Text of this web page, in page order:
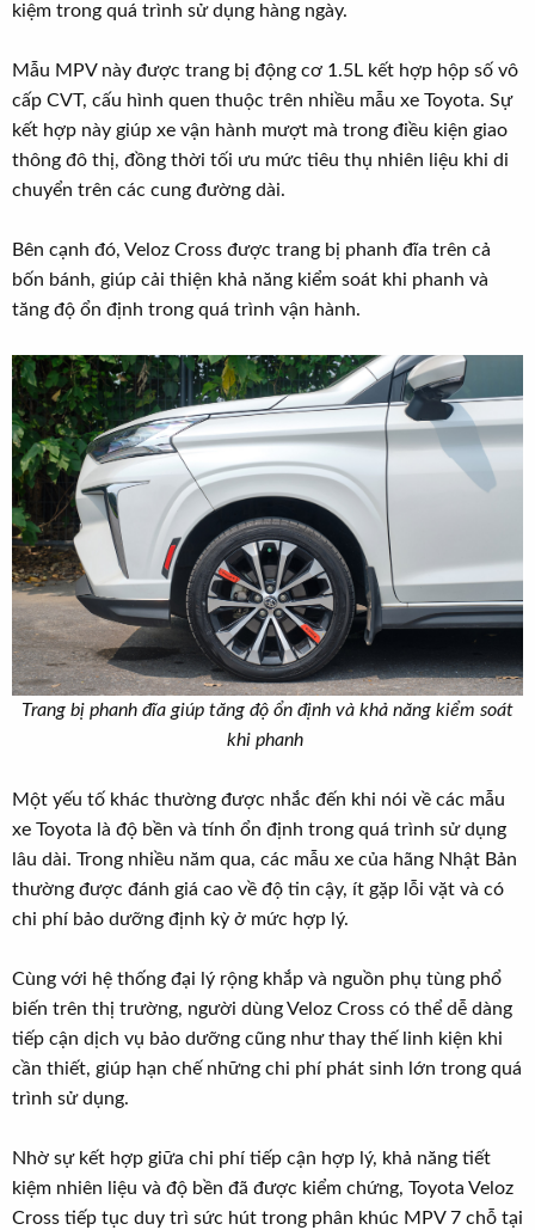
kiệm trong quá trình sử dụng hàng ngày.
Mẫu MPV này được trang bị động cơ 1.5L kết hợp hộp số vô
cấp CVT, cấu hình quen thuộc trên nhiều mẫu xe Toyota. Sự
kết hợp này giúp xe vận hành mượt mà trong điều kiện giao
thông đô thị, đồng thời tối ưu mức tiêu thụ nhiên liệu khi di
chuyển trên các cung đường dài.
Bên cạnh đó, Veloz Cross được trang bị phanh đĩa trên cả
bốn bánh, giúp cải thiện khả năng kiểm soát khi phanh và
tăng độ ổn định trong quá trình vận hành.
Trang bị phanh đĩa giúp tăng độ ổn định và khả năng kiểm soát
khi phanh
Một yếu tố khác thường được nhắc đến khi nói về các mẫu
xe Toyota là độ bền và tính ổn định trong quá trình sử dụng
lâu dài. Trong nhiều năm qua, các mẫu xe của hãng Nhật Bản
thường được đánh giá cao về độ tin cậy, ít gặp lỗi vặt và có
chi phí bảo dưỡng định kỳ ở mức hợp lý.
Cùng với hệ thống đại lý rộng khắp và nguồn phụ tùng phổ
biến trên thị trường, người dùng Veloz Cross có thể dễ dàng
tiếp cận dịch vụ bảo dưỡng cũng như thay thế linh kiện khi
cần thiết, giúp hạn chế những chi phí phát sinh lớn trong quá
trình sử dụng.
Nhờ sự kết hợp giữa chi phí tiếp cận hợp lý, khả năng tiết
kiệm nhiên liệu và độ bền đã được kiểm chứng, Toyota Veloz
Cross tiếp tục duy trì sức hút trong phân khúc MPV 7 chỗ tại